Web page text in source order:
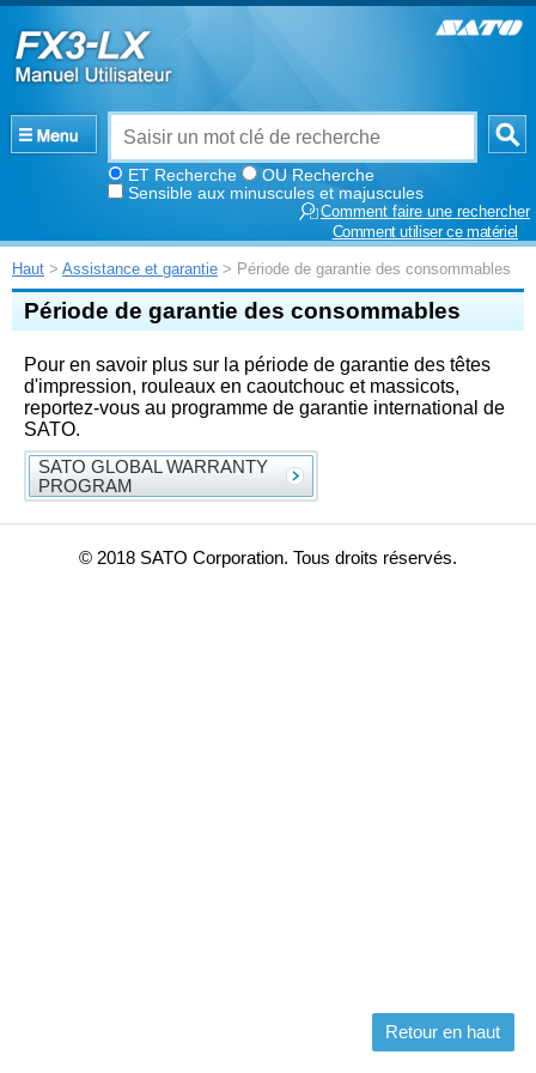
ET Recherche
OU Recherche
Sensible aux minuscules et majuscules
Comment faire une rechercher
Comment utiliser ce matériel
Haut > Assistance et garantie > Période de garantie des consommables
Période de garantie des consommables
Pour en savoir plus sur la période de garantie des têtes
d'impression, rouleaux en caoutchouc et massicots,
reportez-vous au programme de garantie international de
SATO.
SATO GLOBAL WARRANTY
PROGRAM
Retour en haut
© 2018 SATO Corporation. Tous droits réservés.